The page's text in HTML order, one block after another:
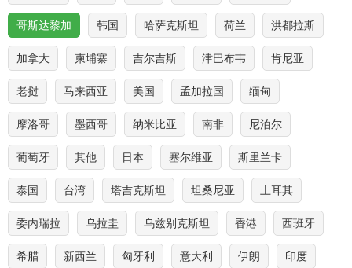
哥斯达黎加 韩国 哈萨克斯坦 荷兰 洪都拉斯
加拿大 柬埔寨 吉尔吉斯 津巴布韦 肯尼亚
老挝 马来西亚 美国 孟加拉国 缅甸
摩洛哥 墨西哥 纳米比亚 南非 尼泊尔
葡萄牙 其他 日本 塞尔维亚 斯里兰卡
泰国 台湾 塔吉克斯坦 坦桑尼亚 土耳其
委内瑞拉 乌拉圭 乌兹别克斯坦 香港 西班牙
希腊 新西兰 匈牙利 意大利 伊朗 印度